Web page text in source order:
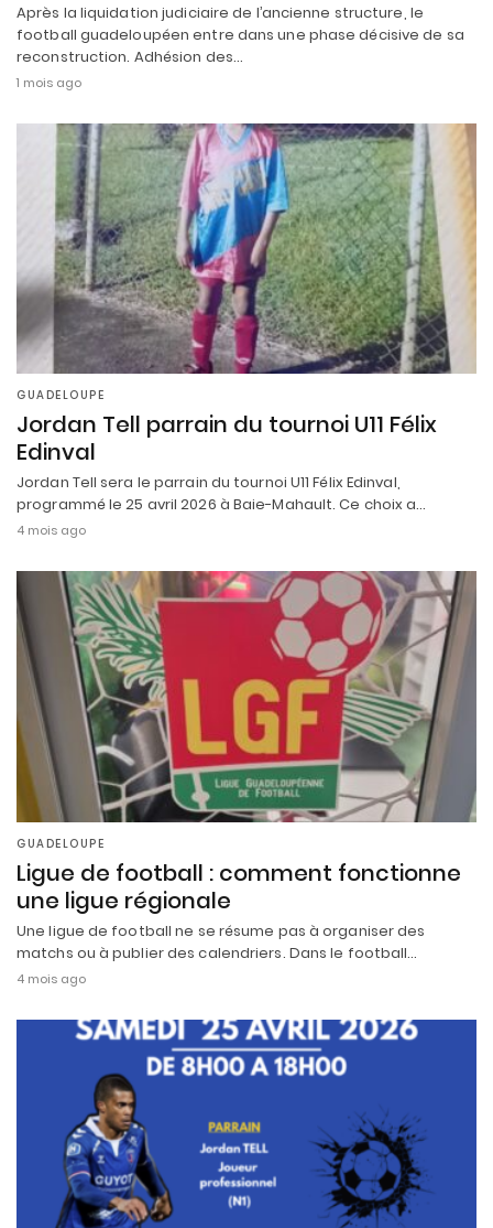
Après la liquidation judiciaire de l’ancienne structure, le
football guadeloupéen entre dans une phase décisive de sa
reconstruction. Adhésion des…
1 mois ago
GUADELOUPE
Jordan Tell parrain du tournoi U11 Félix
Edinval
Jordan Tell sera le parrain du tournoi U11 Félix Edinval,
programmé le 25 avril 2026 à Baie-Mahault. Ce choix a…
4 mois ago
GUADELOUPE
Ligue de football : comment fonctionne
une ligue régionale
Une ligue de football ne se résume pas à organiser des
matchs ou à publier des calendriers. Dans le football…
4 mois ago